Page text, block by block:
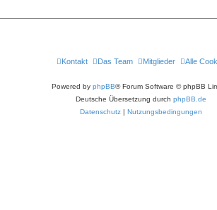
Alle
Mitglieder
Das Team
Kontakt
Powered by phpBB® Forum Software © phpBB
Deutsche Übersetzung durch phpBB.de
Datenschutz | Nutzungsbedingungen